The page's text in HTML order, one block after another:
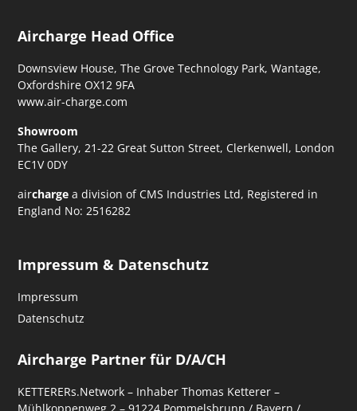
Aircharge Head Office
Downsview House, The Grove Technology Park, Wantage,
Oxfordshire OX12 9FA
www.air-charge.com
Showroom
The Gallery, 21-22 Great Sutton Street, Clerkenwell, London
EC1V 0DY
aircharge a division of CMS Industries Ltd, Registered in
England No: 2516282
Impressum & Datenschutz
Impressum
Datenschutz
Aircharge Partner für D/A/CH
KETTERERs.Network – Inhaber Thomas Ketterer –